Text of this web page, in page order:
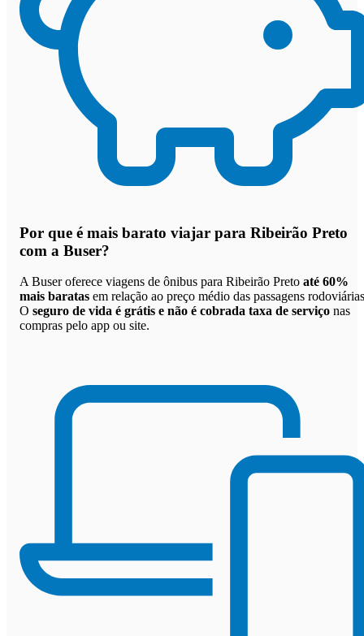
Por que é mais barato viajar para Ribeirão Preto
com a Buser?
A Buser oferece viagens de ônibus para Ribeirão Preto até 60%
mais baratas em relação ao preço médio das passagens
O seguro de vida é grátis e não é cobrada taxa de serviço nas
compras pelo app ou site.